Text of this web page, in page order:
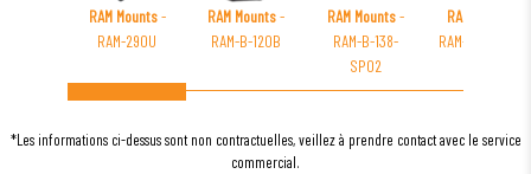
RAM Mounts-
RAM-290U
RAM Mounts-
RAM-B-120B
RAM Mounts-
RAM-B-138-
SPO2
RAM Mounts
RAM-B-231Z-366
*Les informations ci-dessus sont non contractuelles, veillez à prendre contact avec le service
commercial.